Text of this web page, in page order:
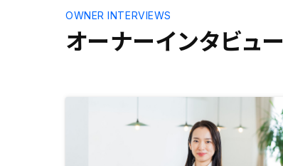
オーナーインタビュー
OWNER INTERVIEWS